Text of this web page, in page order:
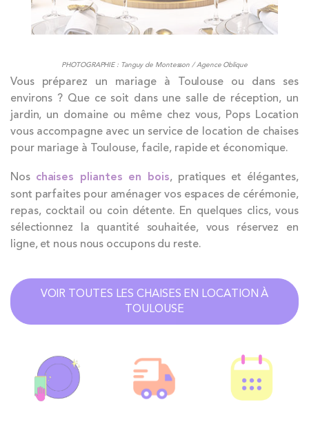
PHOTOGRAPHIE : Tanguy de Montesson / Agence Oblique
Vous préparez un mariage à Toulouse ou dans ses
environs ? Que ce soit dans une salle de réception, un
jardin, un domaine ou même chez vous, Pops Location
vous accompagne avec un service de location de chaises
pour mariage à Toulouse, facile, rapide et économique.
Nos chaises pliantes en bois, pratiques et élégantes,
sont parfaites pour aménager vos espaces de cérémonie,
repas, cocktail ou coin détente. En quelques clics, vous
sélectionnez la quantité souhaitée, vous réservez en
ligne, et nous nous occupons du reste.
VOIR TOUTES LES CHAISES EN LOCATION À
TOULOUSE